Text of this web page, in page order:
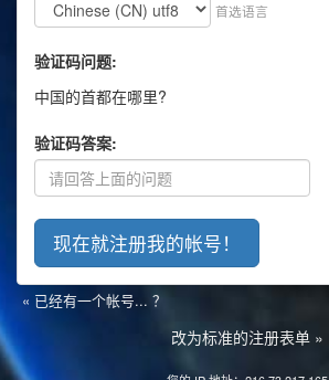
首选语言
验证码问题:
中国的首都在哪里?
验证码答案:
« 已经有一个帐号... ？
改为标准的注册表单 »